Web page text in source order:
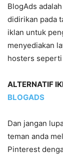
BlogAds
didirikan pada
iklan untuk
menyediakan
hosters seperti
ALTERNATIF
BLOGADS
Dan jangan
teman anda
Pinterest